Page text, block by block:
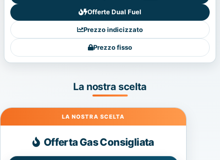
Offerte Dual Fuel
Prezzo indicizzato
Prezzo fisso
La nostra scelta
Gas
Offerta Gas Consigliata